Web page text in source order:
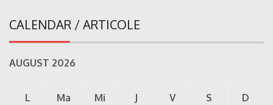
CALENDAR / ARTICOLE
AUGUST 2026
L Ma Mi J V S
D